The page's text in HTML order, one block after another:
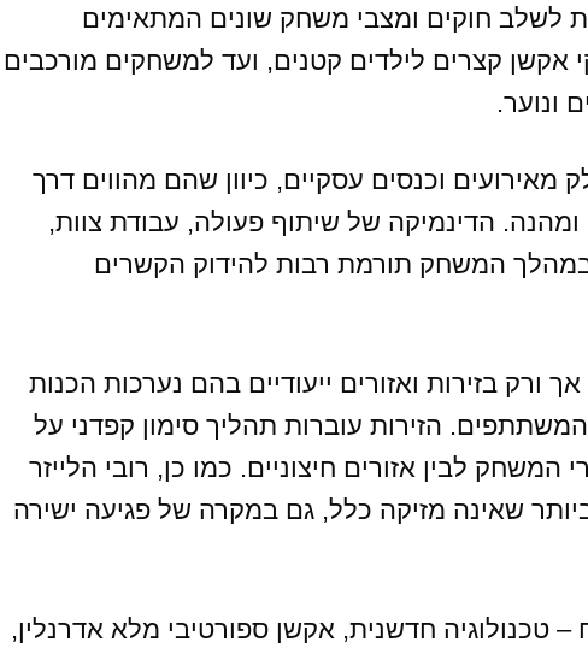
לשלב חוקים ומצבי משחק שונים המתאימים
קצרים לילדים קטנים, ועד למשחקים מורכבים
ונוער.
מאירועים וכנסים עסקיים, כיוון שהם מהווים דרך
ומהנה. הדינמיקה של שיתוף פעולה, עבודת צוות,
המשחק תורמת רבות להידוק הקשרים
ורק בזירות ואזורים ייעודיים בהם נערכות הכנות
הזירות עוברות תהליך סימון קפדני על
המשחק לבין אזורים חיצוניים. כמו כן, רובי הלייזר
שאינה מזיקה כלל, גם במקרה של פגיעה ישירה
חדשנית, אקשן ספורטיבי מלא אדרנלין,